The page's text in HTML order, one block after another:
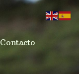
Contacto